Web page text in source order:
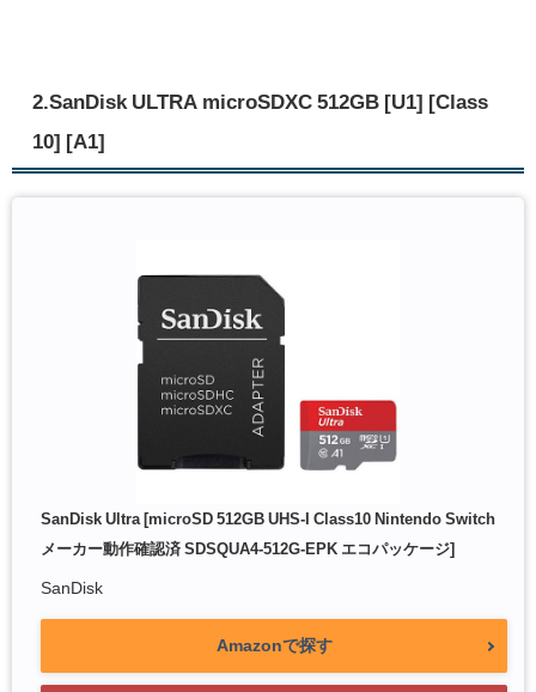
2.SanDisk ULTRA microSDXC 512GB [U1] [Class
10] [A1]
SanDisk Ultra [microSD 512GB UHS-I Class10 Nintendo Switch
メーカー動作確認済 SDSQUA4-512G-EPK エコパッケージ]
SanDisk
Amazonで探す